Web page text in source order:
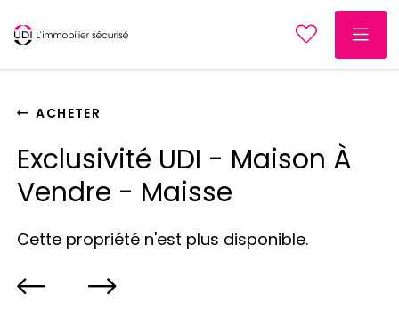
ACHETER
Exclusivité UDI - Maison À
Vendre - Maisse
Cette propriété n'est plus disponible.